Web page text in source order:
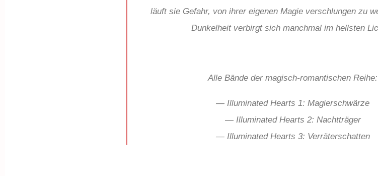
läuft sie Gefahr, von ihrer eigenen Magie verschlungen zu
Dunkelheit verbirgt sich manchmal im hellsten
Alle Bände der magisch-romantischen Reihe:
— Illuminated Hearts 1: Magierschwärze
— Illuminated Hearts 2: Nachtträger
— Illuminated Hearts 3: Verräterschatten